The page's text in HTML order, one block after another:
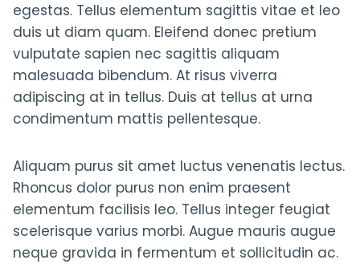
egestas. Tellus elementum sagittis vitae et leo
duis ut diam quam. Eleifend donec pretium
vulputate sapien nec sagittis aliquam
malesuada bibendum. At risus viverra
adipiscing at in tellus. Duis at tellus at urna
condimentum mattis pellentesque.
Aliquam purus sit amet luctus venenatis lectus.
Rhoncus dolor purus non enim praesent
elementum facilisis leo. Tellus integer feugiat
scelerisque varius morbi. Augue mauris augue
neque gravida in fermentum et sollicitudin ac.